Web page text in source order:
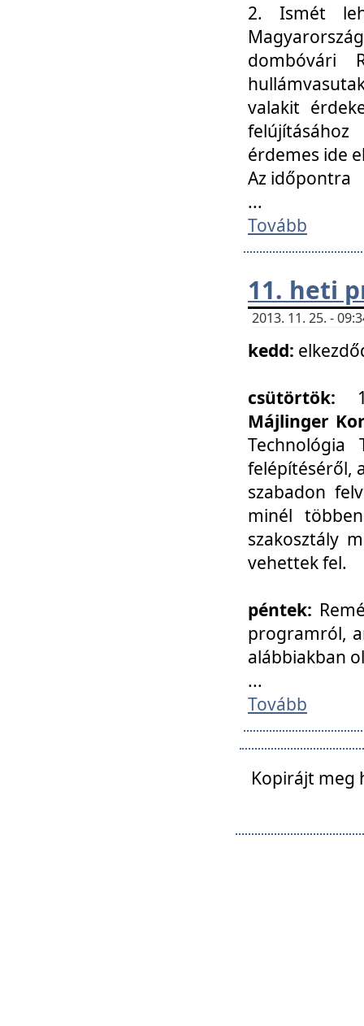
2. Ismét
dombóvári
valakit
érdemes ide
Az időpontra
...
Tovább
11. heti
2013. 11. 25. -
kedd:
csütörtök:
Májlinger
Technológia
felépítéséről,
szabadon
minél
szakosztály
vehettek fel.
péntek:
programról,
alábbiakban
...
Tovább
Kopirájt meg